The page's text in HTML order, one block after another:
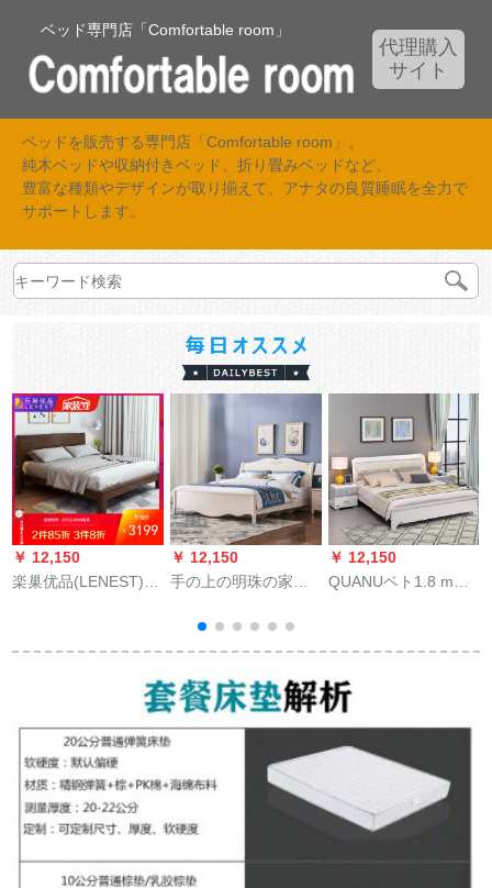
ベッド専門店「Comfortable room」
代理購入
サイト
ベッドを販売する専門店「Comfortable room」。
純木ベッドや収納付きベッド、折り畳みベッドなど、
豊富な種類やデザインが取り揃えて、アナタの良質睡眠を全力で
サポートします。
￥ 12,150
楽巢优品(LENEST)ベ
1.8メトル1.8メトル
1.8メトル收纳ベクタ
胡桃色ベト+ベトト
+ベトド+ベトド+ベト
ド+ベトド+ベトド+ベ
トド+ベトド+ベトド
+ベトド
￥ 12,150
手の上の明珠の家と
室室のダンブベルの2
人の大好きなベド1.8
メトルのES A 18-A
158
￥ 12,150
QUANUベト1.8 mダ
ト・ベト店同款
66803ベト+ベトド